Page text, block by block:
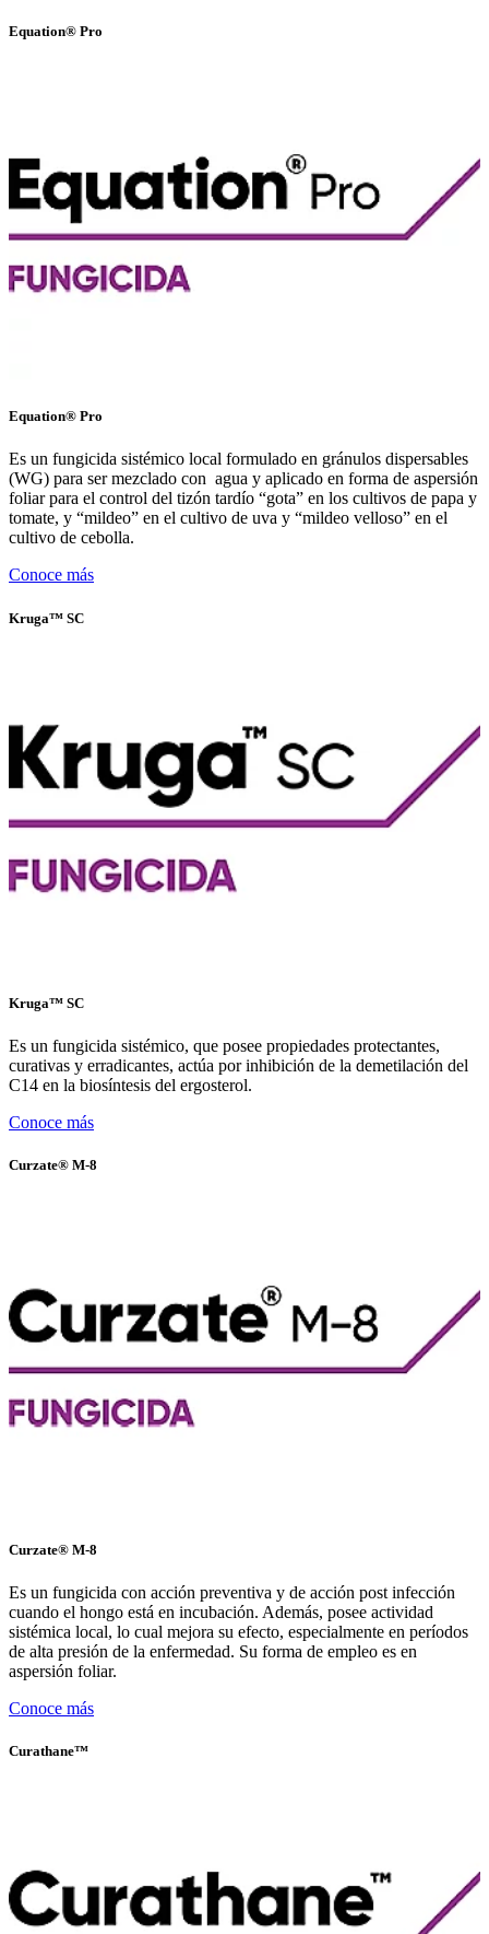
Equation® Pro
Equation® Pro
Es un fungicida sistémico local formulado en gránulos dispersables
(WG) para ser mezclado con agua y aplicado en forma de aspersión
foliar para el control del tizón tardío “gota” en los cultivos de papa y
tomate, y “mildeo” en el cultivo de uva y “mildeo velloso” en el
cultivo de cebolla.
Conoce más
Kruga™️ SC
Kruga™️ SC
Es un fungicida sistémico, que posee propiedades protectantes,
curativas y erradicantes, actúa por inhibición de la demetilación del
C14 en la biosíntesis del ergosterol.
Conoce más
Curzate® M-8
Curzate® M-8
Es un fungicida con acción preventiva y de acción post infección
cuando el hongo está en incubación. Además, posee actividad
sistémica local, lo cual mejora su efecto, especialmente en períodos
de alta presión de la enfermedad. Su forma de empleo es en
aspersión foliar.
Conoce más
Curathane™